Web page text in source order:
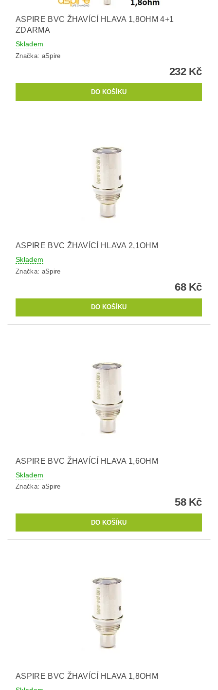
ASPIRE BVC ŽHAVÍCÍ HLAVA 1,8OHM 4+1
ZDARMA
Skladem
Značka: aSpire
232 Kč
ASPIRE BVC ŽHAVÍCÍ HLAVA 2,1OHM
Skladem
Značka: aSpire
68 Kč
ASPIRE BVC ŽHAVÍCÍ HLAVA 1,6OHM
Skladem
Značka: aSpire
58 Kč
ASPIRE BVC ŽHAVÍCÍ HLAVA 1,8OHM